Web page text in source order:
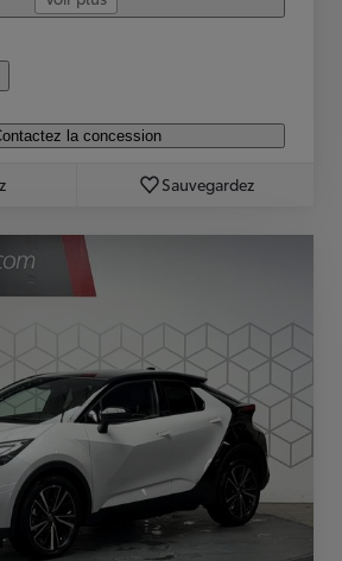
la concession
Sauvegardez